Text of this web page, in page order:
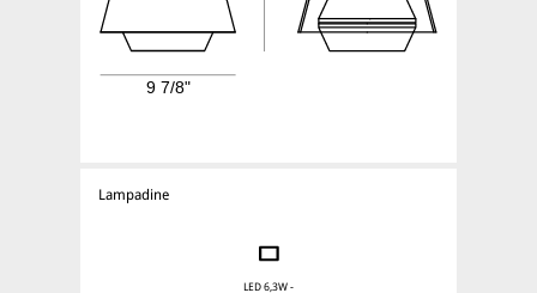
Lampadine
LED 6,3W -